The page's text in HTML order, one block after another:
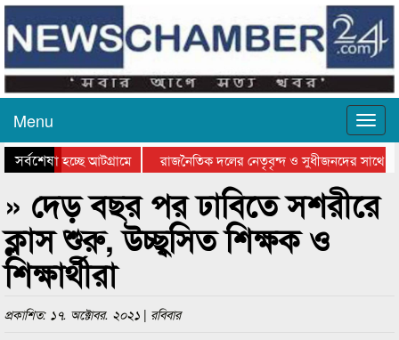
Menu
সর্বশেষহচ্ছে আটগ্রামে
রাজনৈতিক দলের নেতৃবৃন্দ ও সুধীজনদের সাথে
সিলেটে বাংলাদেশ গ্রুপ থিয়েটার ফেডারেশানের
» দেড় বছর পর ঢাবিতে সশরীরে
ক্লাস শুরু, উচ্ছ্বসিত শিক্ষক ও
শিক্ষার্থীরা
প্রকাশিত: ১৭. অক্টোবর. ২০২১ | রবিবার